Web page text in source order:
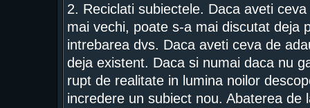
2. Reciclati subiectele. Daca aveti
mai vechi, poate s-a mai discutat deja
intrebarea dvs. Daca aveti ceva de
deja existent. Daca si numai daca nu
rupt de realitate in lumina noilor
incredere un subiect nou. Abaterea de